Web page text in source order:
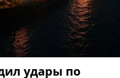
удары по